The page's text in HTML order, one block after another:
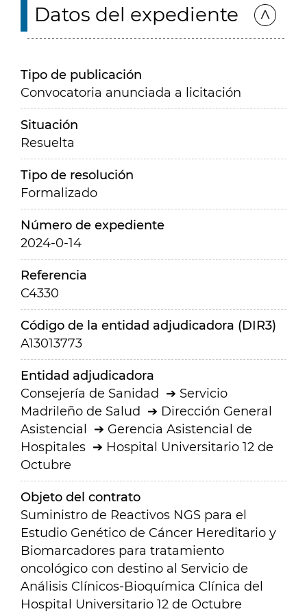
Datos del expediente
Tipo de publicación
Convocatoria anunciada a licitación
Situación
Resuelta
Tipo de resolución
Formalizado
Número de expediente
2024-0-14
Referencia
C4330
Código de la entidad adjudicadora (DIR3)
A13013773
Entidad adjudicadora
Consejería de Sanidad
Servicio
Madrileño de Salud
Dirección General
Asistencial
Gerencia Asistencial de
Hospitales
Hospital Universitario 12 de
Octubre
Objeto del contrato
Suministro de Reactivos NGS para el
Estudio Genético de Cáncer Hereditario y
Biomarcadores para tratamiento
oncológico con destino al Servicio de
Análisis Clínicos-Bioquímica Clínica del
Hospital Universitario 12 de Octubre